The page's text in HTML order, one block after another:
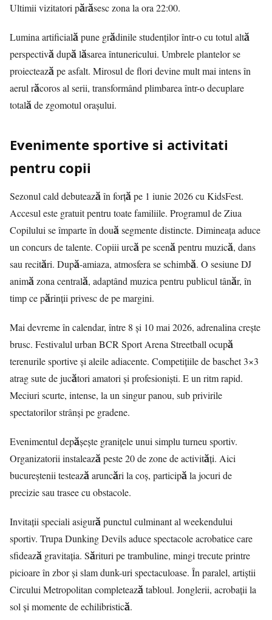
Ultimii vizitatori părăsesc zona la ora 22:00.
Lumina artificială pune grădinile studenților într-o cu totul altă
perspectivă după lăsarea întunericului. Umbrele plantelor se
proiectează pe asfalt. Mirosul de flori devine mult mai intens în
aerul răcoros al serii, transformând plimbarea într-o decuplare
totală de zgomotul orașului.
Evenimente sportive si activitati
pentru copii
Sezonul cald debutează în forță pe 1 iunie 2026 cu KidsFest.
Accesul este gratuit pentru toate familiile. Programul de Ziua
Copilului se împarte în două segmente distincte. Dimineața aduce
un concurs de talente. Copiii urcă pe scenă pentru muzică, dans
sau recitări. După-amiaza, atmosfera se schimbă. O sesiune DJ
animă zona centrală, adaptând muzica pentru publicul tânăr, în
timp ce părinții privesc de pe margini.
Mai devreme în calendar, între 8 și 10 mai 2026, adrenalina crește
brusc. Festivalul urban BCR Sport Arena Streetball ocupă
terenurile sportive și aleile adiacente. Competițiile de baschet 3×3
atrag sute de jucători amatori și profesioniști. E un ritm rapid.
Meciuri scurte, intense, la un singur panou, sub privirile
spectatorilor strânși pe gradene.
Evenimentul depășește granițele unui simplu turneu sportiv.
Organizatorii instalează peste 20 de zone de activități. Aici
bucureștenii testează aruncări la coș, participă la jocuri de
precizie sau trasee cu obstacole.
Invitații speciali asigură punctul culminant al weekendului
sportiv. Trupa Dunking Devils aduce spectacole acrobatice care
sfidează gravitația. Sărituri pe trambuline, mingi trecute printre
picioare în zbor și slam dunk-uri spectaculoase. În paralel, artiștii
Circului Metropolitan completează tabloul. Jonglerii, acrobații la
sol și momente de echilibristică.